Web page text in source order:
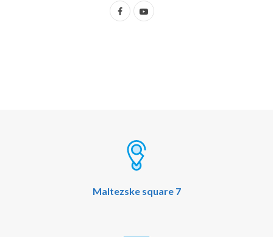
F
Y
Maltezske square 7